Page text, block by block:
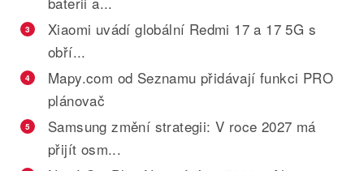
3
Xiaomi uvádí globální Redmi 17 a 17 5G s
obří...
4
Mapy.com od Seznamu přidávají funkci PRO
plánovač
5
Samsung změní strategii: V roce 2027 má
přijít osm...